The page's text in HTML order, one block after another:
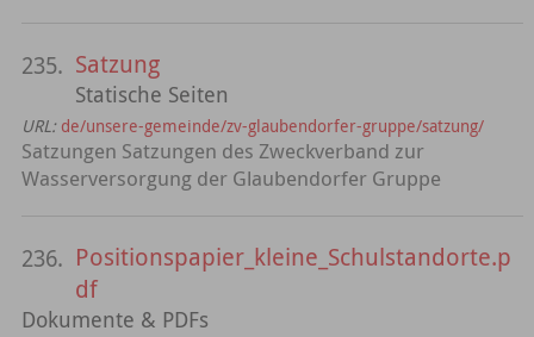
235. Satzung
Statische Seiten
URL: de/unsere-gemeinde/zv-glaubendorfer-gruppe/satzung/
Satzungen Satzungen des Zweckverband zur
Wasserversorgung der Glaubendorfer Gruppe
236. Positionspapier_kleine_Schulstandorte.p
df
Dokumente & PDFs